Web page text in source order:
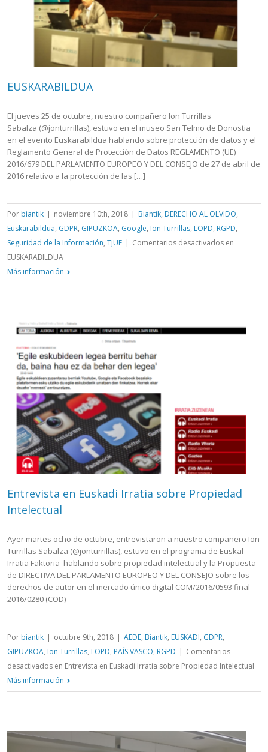
EUSKARABILDUA
El jueves 25 de octubre, nuestro compañero Ion Turrillas
Sabalza (@jonturrillas), estuvo en el museo San Telmo de Donostia
en el evento Euskarabildua hablando sobre protección de datos y el
Reglamento General de Protección de Datos REGLAMENTO (UE)
2016/679 DEL PARLAMENTO EUROPEO Y DEL CONSEJO de 27 de abril de
2016 relativo a la protección de las […]
Por biantik | noviembre 10th, 2018 | Biantik, DERECHO AL OLVIDO,
Euskarabildua, GDPR, GIPUZKOA, Google, Ion Turrillas, LOPD, RGPD,
Seguridad de la Información, TJUE | Comentarios desactivados en
EUSKARABILDUA
Más información
Entrevista en Euskadi Irratia sobre Propiedad
Intelectual
Ayer martes ocho de octubre, entrevistaron a nuestro compañero Ion
Turrillas Sabalza (@jonturrillas), estuvo en el programa de Euskal
Irratia Faktoria hablando sobre propiedad intelectual y la Propuesta
de DIRECTIVA DEL PARLAMENTO EUROPEO Y DEL CONSEJO sobre los
derechos de autor en el mercado único digital COM/2016/0593 final –
2016/0280 (COD)
Por biantik | octubre 9th, 2018 | AEDE, Biantik, EUSKADI, GDPR,
GIPUZKOA, Ion Turrillas, LOPD, PAÍS VASCO, RGPD | Comentarios
desactivados en Entrevista en Euskadi Irratia sobre Propiedad Intelectual
Más información